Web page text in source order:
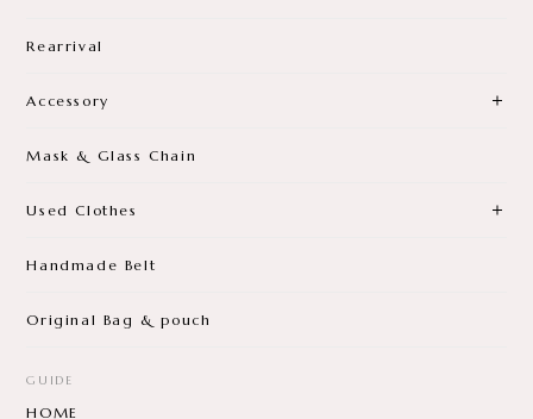
Rearrival
Accessory
Mask & Glass Chain
Used Clothes
Handmade Belt
Original Bag & pouch
GUIDE
HOME